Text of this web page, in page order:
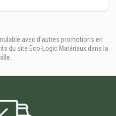
avec d'autres promotions en
du site Eco-Logic Matériaux dans la